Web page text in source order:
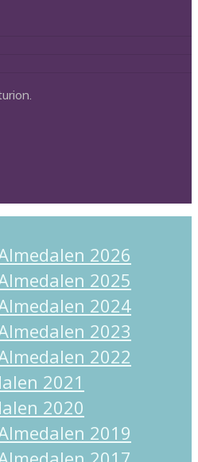
2026
2025
2024
2023
2022
2021
2020
2019